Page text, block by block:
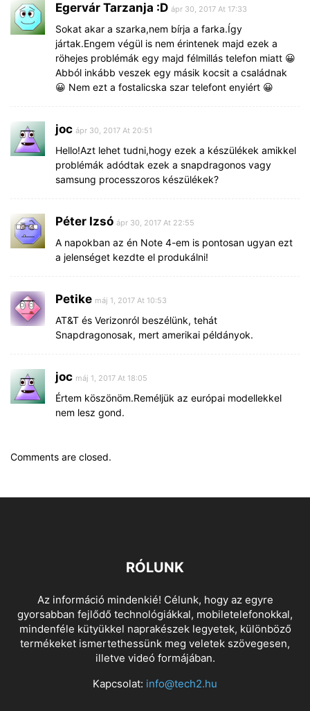
Egervár Tarzanja :D ápr 30, 2017 At 17:33
Sokat akar a szarka,nem bírja a farka.Így
jártak.Engem végül is nem érintenek majd ezek a
röhejes problémák egy majd félmillás telefon miatt 😀
Abból inkább veszek egy másik kocsit a családnak
😀 Nem ezt a fostalicska szar telefont enyiért 😀
joc ápr 30, 2017 At 20:51
Hello!Azt lehet tudni,hogy ezek a készülékek amikkel
problémák adódtak ezek a snapdragonos vagy
samsung processzoros készülékek?
Péter Izsó ápr 30, 2017 At 22:55
A napokban az én Note 4-em is pontosan ugyan ezt
a jelenséget kezdte el produkálni!
Petike máj 1, 2017 At 10:53
AT&T és Verizonról beszélünk, tehát
Snapdragonosak, mert amerikai példányok.
joc máj 1, 2017 At 18:05
Értem köszönöm.Reméljük az európai modellekkel
nem lesz gond.
Comments are closed.
RÓLUNK
Az információ mindenkié! Célunk, hogy az egyre
gyorsabban fejlődő technológiákkal, mobiletelefonokkal,
mindenféle kütyükkel naprakészek legyetek, különböző
termékeket ismertethessünk meg veletek szövegesen,
illetve videó formájában.
Kapcsolat: info@tech2.hu